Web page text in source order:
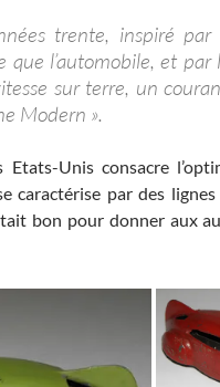
trente, inspiré par
que l’automobile, et par
sur terre, un
Modern ».
Unis consacre
caractérise par des
bon pour donner aux